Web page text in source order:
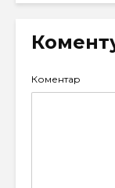
Коментар